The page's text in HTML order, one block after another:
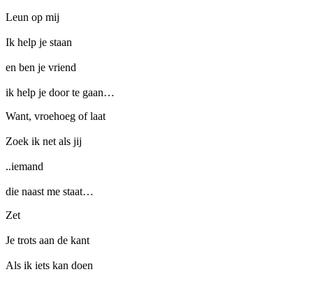
Leun op mij
Ik help je staan
en ben je vriend
ik help je door te gaan…
Want, vroehoeg of laat
Zoek ik net als jij
..iemand
die naast me staat…
Zet
Je trots aan de kant
Als ik iets kan doen